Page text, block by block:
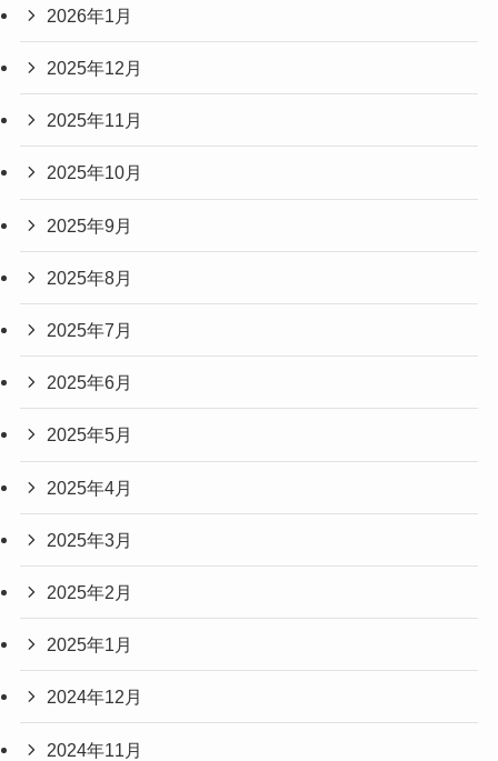
2026年1月
2025年12月
2025年11月
2025年10月
2025年9月
2025年8月
2025年7月
2025年6月
2025年5月
2025年4月
2025年3月
2025年2月
2025年1月
2024年12月
2024年11月